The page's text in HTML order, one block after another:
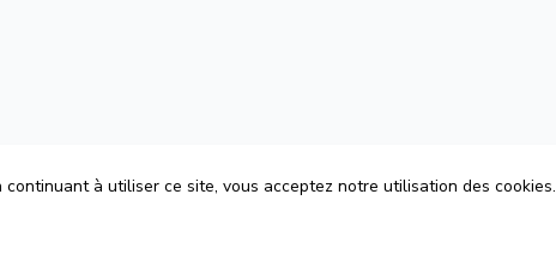
à utiliser ce site, vous acceptez notre utilisation des cookies.